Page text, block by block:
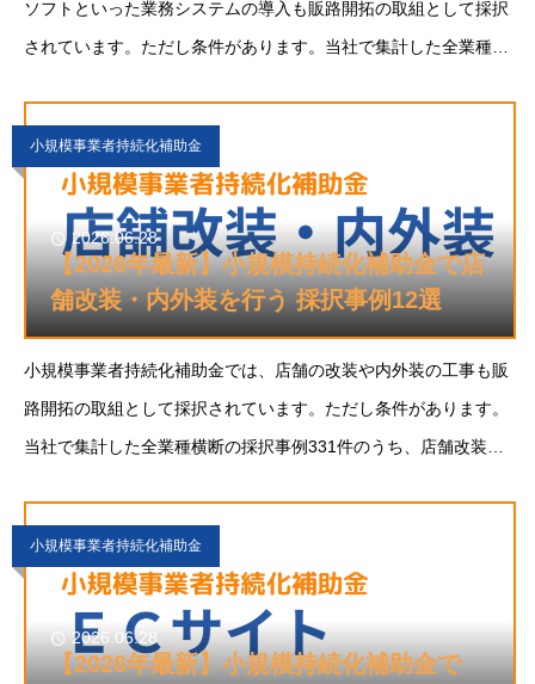
ソフトといった業務システムの導入も販路開拓の取組として採択
されています。ただし条件があります。当社で集計した全業種横
組とする事例は4件と、全カテゴリーで最も少
小規模事業者持続化補助金
2026.06.28
【2026年最新】小規模持続化補助金で店
舗改装・内外装を行う 採択事例12選
小規模事業者持続化補助金では、店舗の改装や内外装の工事も販
路開拓の取組として採択されています。ただし条件があります。
当社で集計した全業種横断の採択事例331件のうち、店舗改装・
老朽化の補修ではなく、新しい客層を取るための
小規模事業者持続化補助金
2026.06.28
【2026年最新】小規模持続化補助金で